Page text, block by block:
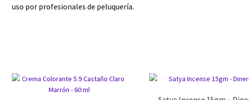
uso por profesionales de peluquería.